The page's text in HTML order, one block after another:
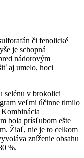
či fenolické
je schopná
nádorovým
aj umelo, hoci
selénu v brokolici
veľmi účinne tlmilo
bola prísľubom ešte
Žiaľ, nie je to celkom
zníženie obsahu
%.